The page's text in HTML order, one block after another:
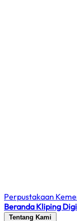
Perpustakaan
Beranda Kliping
Tentang Kami